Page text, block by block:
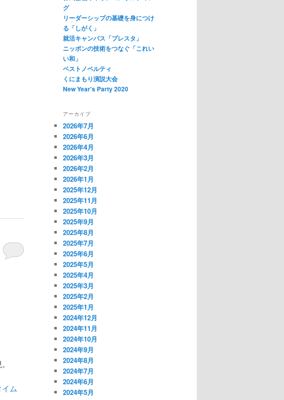
ム
グ
リーダーシップの基礎を身につけ
る「しがく」
就活キャンパス「プレスタ」
ニッポンの技術をつなぐ「これい
い和」
ベストノベルティ
くにまもり演説大会
New Year's Party 2020
アーカイブ
2026年7月
2026年6月
2026年4月
2026年3月
2026年2月
2026年1月
2025年12月
2025年11月
2025年10月
2025年9月
2025年8月
2025年7月
2025年6月
2025年5月
2025年4月
2025年3月
2025年2月
2025年1月
2024年12月
2024年11月
2024年10月
2024年9月
2024年8月
2024年7月
2024年6月
2024年5月